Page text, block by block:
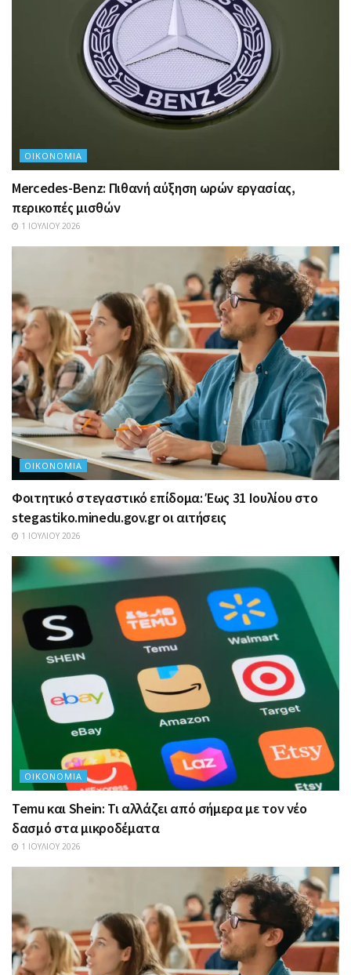
ΟΙΚΟΝΟΜΊΑ
Mercedes-Benz: Πιθανή αύξηση ωρών εργασίας,
περικοπές μισθών
1 ΙΟΥΛΊΟΥ 2026
ΟΙΚΟΝΟΜΊΑ
Φοιτητικό στεγαστικό επίδομα: Έως 31 Ιουλίου στο
stegastiko.minedu.gov.gr οι αιτήσεις
1 ΙΟΥΛΊΟΥ 2026
ΟΙΚΟΝΟΜΊΑ
Temu και Shein: Τι αλλάζει από σήμερα με τον νέο
δασμό στα μικροδέματα
1 ΙΟΥΛΊΟΥ 2026